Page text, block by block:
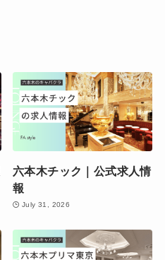
六本木チック｜公式求人情
報
July 31, 2026